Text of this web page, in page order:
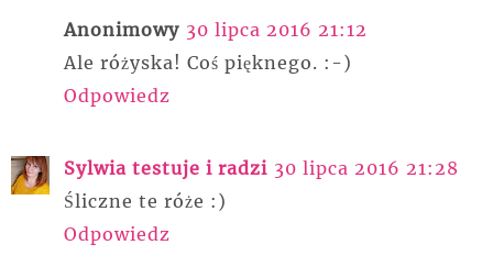
Anonimowy 30 lipca 2016 21:12
Ale różyska! Coś pięknego. :-)
Odpowiedz
Sylwia testuje i radzi 30 lipca 2016 21:28
Śliczne te róże :)
Odpowiedz